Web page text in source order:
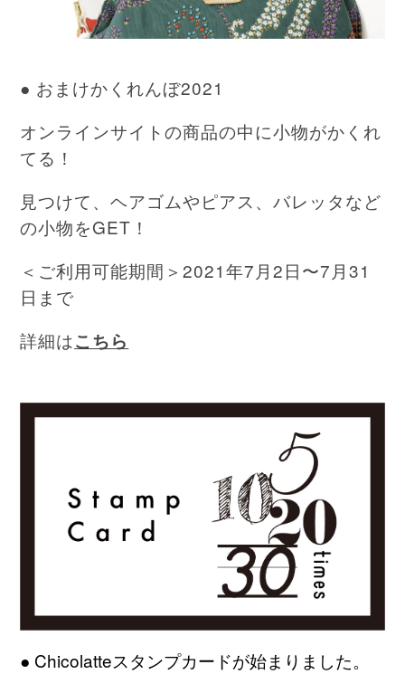
● おまけかくれんぼ2021
オンラインサイトの商品の中に小物がかくれ
てる！
見つけて、ヘアゴムやピアス、バレッタなど
の小物をGET！
＜ご利用可能期間＞2021年7月2日〜7月31
日まで
詳細はこちら
● Chicolatteスタンプカードが始まりました。